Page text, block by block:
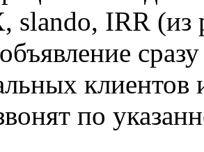
slando, IRR (из
клиентов
по